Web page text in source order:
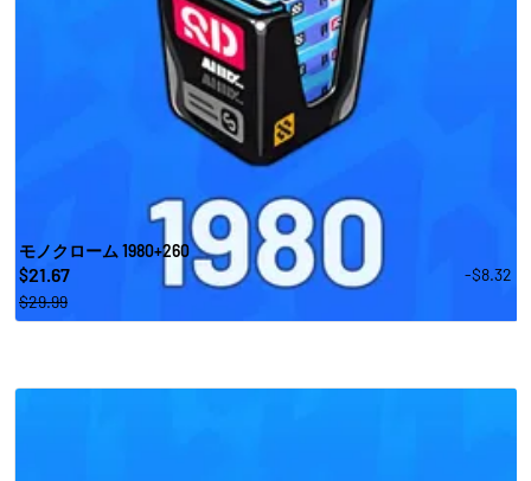
モノクローム 1980+260
$21.67
-$8.32
$29.99